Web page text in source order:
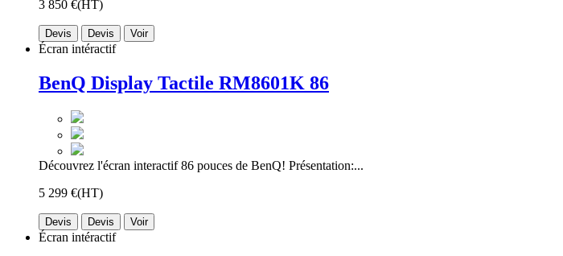
3 850 €(HT)
Devis Devis Voir
Écran intéractif
BenQ Display Tactile RM8601K 86
Découvrez l'écran interactif 86 pouces de BenQ! Présentation:...
5 299 €(HT)
Devis Devis Voir
Écran intéractif